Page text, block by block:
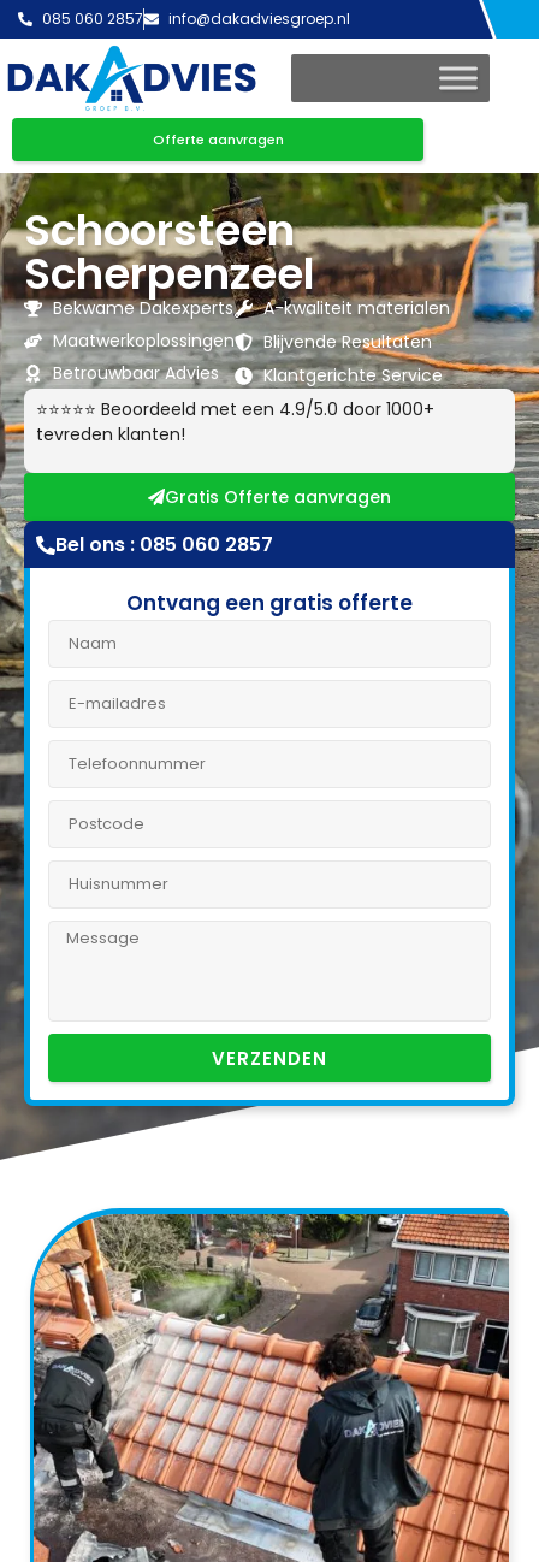
085 060 2857 info@dakadviesgroep.nl
Offerte aanvragen
Schoorsteen
Scherpenzeel
Bekwame Dakexperts
Maatwerkoplossingen
Betrouwbaar Advies
A-kwaliteit materialen
Blijvende Resultaten
Klantgerichte Service
⭐⭐⭐⭐⭐ Beoordeeld met een 4.9/5.0 door 1000+
tevreden klanten!
Gratis Offerte aanvragen
Bel ons : 085 060 2857
Ontvang een gratis offerte
VERZENDEN